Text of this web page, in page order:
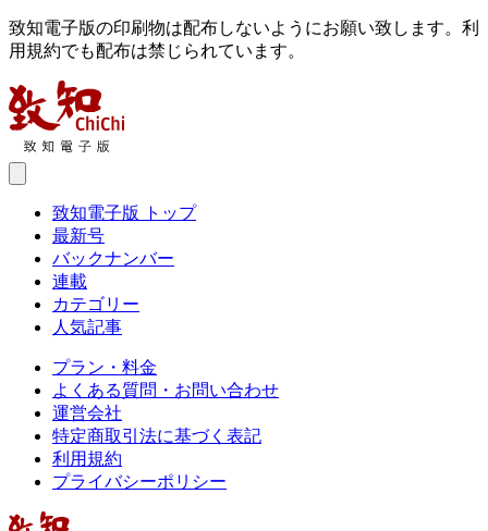
致知電子版の印刷物は配布しないようにお願い致します。利
用規約でも配布は禁じられています。
致知電子版 トップ
最新号
バックナンバー
連載
カテゴリー
人気記事
プラン・料金
よくある質問・お問い合わせ
運営会社
特定商取引法に基づく表記
利用規約
プライバシーポリシー